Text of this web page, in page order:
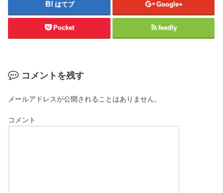
はてブ Google+
Pocket feedly
コメントを残す
メールアドレスが公開されることはありません。
コメント